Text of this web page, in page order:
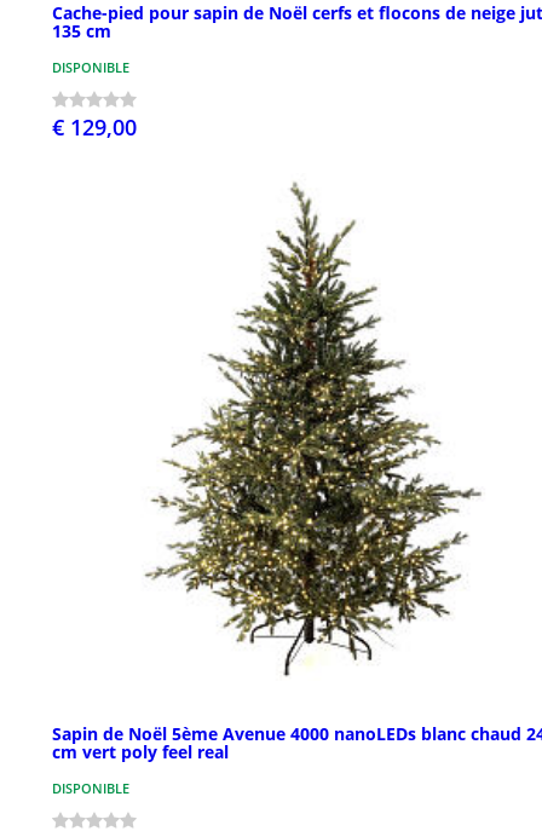
Cache-pied pour sapin de Noël cerfs et flocons de neige
135 cm
DISPONIBLE
€ 129,00
Sapin de Noël 5ème Avenue 4000 nanoLEDs blanc chaud
cm vert poly feel real
DISPONIBLE